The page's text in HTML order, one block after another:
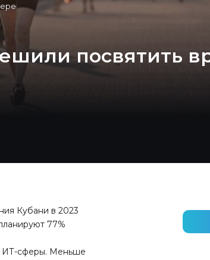
посвятить
Кубани в 2023
77%
ИТ-сферы. Меньше